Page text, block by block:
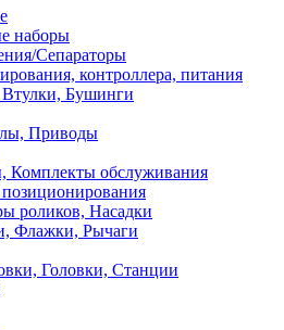
наборы
Сепараторы
контроллера, питания
Бушинги
Приводы
Комплекты обслуживания
роликов, Насадки
Флажки, Рычаги
Головки, Станции